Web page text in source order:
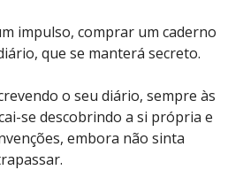
impulso, comprar um caderno
que se manterá secreto.
o seu diário, sempre às
se descobrindo a si própria e
embora não sinta